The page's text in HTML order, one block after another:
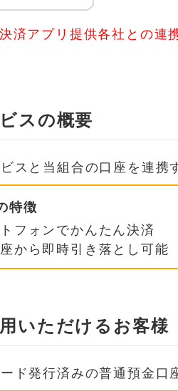
済アプリ提供各社との連
スの概要
スと当組合の口座を連
特徴
フォンでかんたん決済
から即時引き落とし可能
いただけるお客様
ド発行済みの普通預金口